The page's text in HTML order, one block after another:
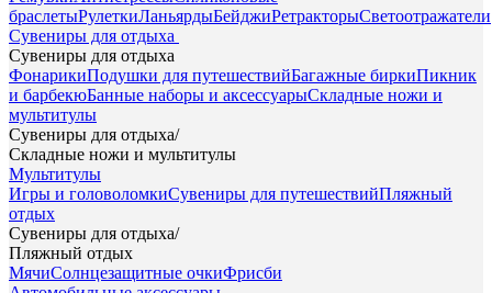
браслетыРулеткиЛаньярдыБейджиРетракторыСветоотражатели
Сувениры для отдыха
Сувениры для отдыха
ФонарикиПодушки для путешествийБагажные биркиПикник
и барбекюБанные наборы и аксессуарыСкладные ножи и
мультитулы
Сувениры для отдыха/
Складные ножи и мультитулы
Мультитулы
Игры и головоломкиСувениры для путешествийПляжный
отдых
Сувениры для отдыха/
Пляжный отдых
МячиСолнцезащитные очкиФрисби